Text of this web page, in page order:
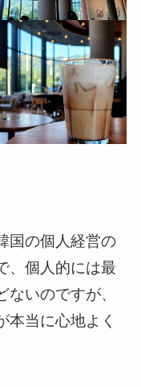
国の個人経営の
、個人的には最
いのですが、
本当に心地よく